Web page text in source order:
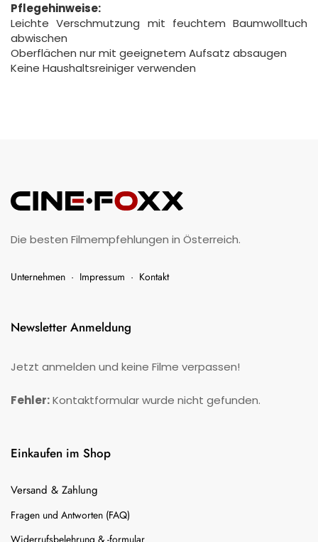
Pflegehinweise:
Leichte Verschmutzung mit feuchtem Baumwolltuch
abwischen
Oberflächen nur mit geeignetem Aufsatz absaugen
Keine Haushaltsreiniger verwenden
Die besten Filmempfehlungen in Österreich.
Unternehmen · Impressum · Kontakt
Newsletter Anmeldung
Jetzt anmelden und keine Filme verpassen!
Fehler:Kontaktformular wurde nicht gefunden.
Einkaufen im Shop
Versand & Zahlung
Fragen und Antworten (FAQ)